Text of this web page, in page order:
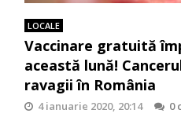
LOCALE
Vaccinare gratuită
această lună!
ravagii în România
4 ianuarie 2020, 20:14
0